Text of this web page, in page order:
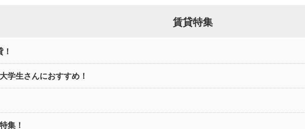
賃貸特集
学生さんにおすすめ！
集！